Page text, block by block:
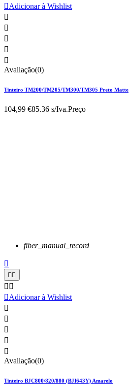
Adicionar à Wishlist





Avaliação(0)
Tinteiro TM200/TM205/TM300/TM305 Preto Matte
104,99 €85.36 s/Iva.Preço
fiber_manual_record

 
 
Adicionar à Wishlist





Avaliação(0)
Tinteiro BJC800/820/880 (BJI643Y) Amarelo